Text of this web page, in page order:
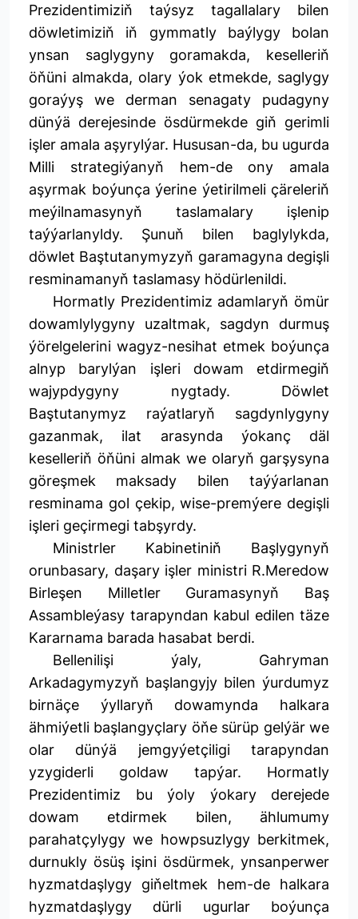
Prezidentimiziň taýsyz tagallalary bilen
döwletimiziň iň gymmatly baýlygy bolan
ynsan saglygyny goramakda, keselleriň
öňüni almakda, olary ýok etmekde, saglygy
goraýyş we derman senagaty pudagyny
dünýä derejesinde ösdürmekde giň gerimli
işler amala aşyrylýar. Hususan-da, bu ugurda
Milli strategiýanyň hem-de ony amala
aşyrmak boýunça ýerine ýetirilmeli çäreleriň
meýilnamasynyň taslamalary işlenip
taýýarlanyldy. Şunuň bilen baglylykda,
döwlet Baştutanymyzyň garamagyna degişli
resminamanyň taslamasy hödürlenildi.
Hormatly Prezidentimiz adamlaryň ömür
dowamlylygyny uzaltmak, sagdyn durmuş
ýörelgelerini wagyz-nesihat etmek boýunça
alnyp barylýan işleri dowam etdirmegiň
wajypdygyny nygtady. Döwlet
Baştutanymyz raýatlaryň sagdynlygyny
gazanmak, ilat arasynda ýokanç däl
keselleriň öňüni almak we olaryň garşysyna
göreşmek maksady bilen taýýarlanan
resminama gol çekip, wise-premýere degişli
işleri geçirmegi tabşyrdy.
Ministrler Kabinetiniň Başlygynyň
orunbasary, daşary işler ministri R.Meredow
Birleşen Milletler Guramasynyň Baş
Assambleýasy tarapyndan kabul edilen täze
Kararnama barada hasabat berdi.
Bellenilişi ýaly, Gahryman
Arkadagymyzyň başlangyjy bilen ýurdumyz
birnäçe ýyllaryň dowamynda halkara
ähmiýetli başlangyçlary öňe sürüp gelýär we
olar dünýä jemgyýetçiligi tarapyndan
yzygiderli goldaw tapýar. Hormatly
Prezidentimiz bu ýoly ýokary derejede
dowam etdirmek bilen, ählumumy
parahatçylygy we howpsuzlygy berkitmek,
durnukly ösüş işini ösdürmek, ynsanperwer
hyzmatdaşlygy giňeltmek hem-de halkara
hyzmatdaşlygy dürli ugurlar boýunça